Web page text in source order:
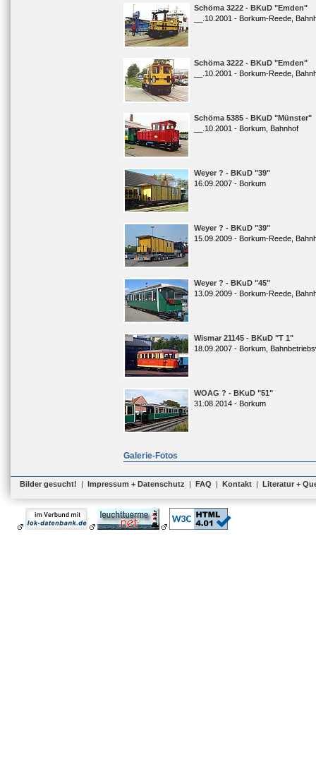
Schöma 3222 - BKuD "Emden"
__.10.2001 - Borkum-Reede,
Schöma 3222 - BKuD "Emden"
__.10.2001 - Borkum-Reede,
Schöma 5385 - BKuD "Münster"
__.10.2001 - Borkum, Bahnhof
Weyer ? - BKuD "39"
16.09.2007 - Borkum
Weyer ? - BKuD "39"
15.09.2009 - Borkum-Reede,
Weyer ? - BKuD "45"
13.09.2009 - Borkum-Reede,
Wismar 21145 - BKuD "T 1"
18.09.2007 - Borkum,
WOAG ? - BKuD "51"
31.08.2014 - Borkum
Galerie-Fotos
Bilder gesucht! | Impressum + Datenschutz | FAQ | Kontakt | Literatur +